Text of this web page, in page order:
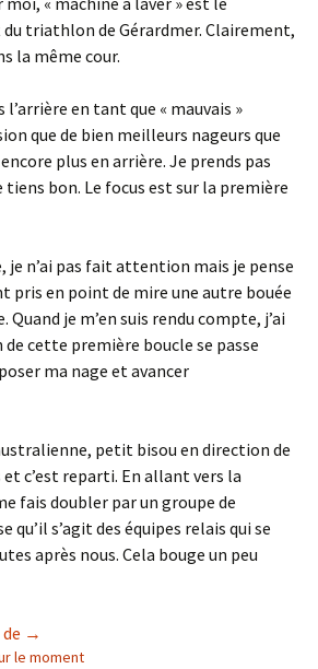
triathlon de Gérardmer. Clairement,
la même cour.
en tant que « mauvais »
que de bien meilleurs nageurs que
plus en arrière. Je prends pas
tiens bon. Le focus est sur la première
je n’ai pas fait attention mais je pense
pris en point de mire une autre bouée
Quand je m’en suis rendu compte, j’ai
de cette première boucle se passe
ma nage et avancer
petit bisou en direction de
c’est reparti. En allant vers la
fais doubler par un groupe de
qu’il s’agit des équipes relais qui se
après nous. Cela bouge un peu
Triathlon des Lacs 2026
→
le moment